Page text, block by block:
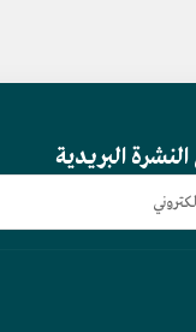
البريدية